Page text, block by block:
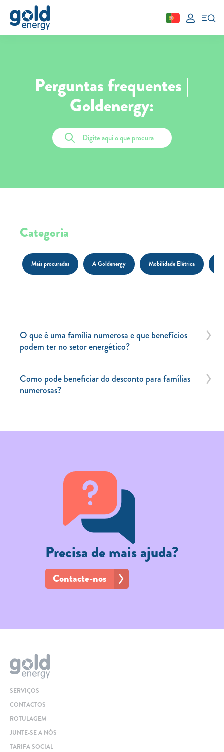
Aderir
Carregar Fora de Casa
Empresas
Rede de lojas
Contactos
FAQ
Blog
Mais informações
CONTADORES ELÉTRICOS
EFICIÊNCIA ENERGÉTICA
FRAUDE E SEGURANÇA
Livro de reclamações
Clientes com necessidades especiais
Clientes prioritários
Resolução alternativa de litígios
Perguntas frequentes |
Goldenergy:
Categoria
Mais procuradas A Goldenergy Mobilidade Elétrica
O que é uma família numerosa e que benefícios
podem ter no setor energético?
Como pode beneficiar do desconto para famílias
numerosas?
Precisa de mais ajuda?
Contacte-nos
SERVIÇOS
CONTACTOS
ROTULAGEM
JUNTE-SE A NÓS
TARIFA SOCIAL